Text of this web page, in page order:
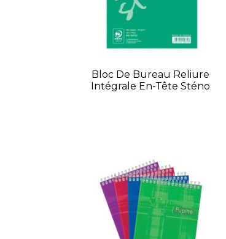
Bloc De Bureau Reliure
Intégrale En-Tête Sténo